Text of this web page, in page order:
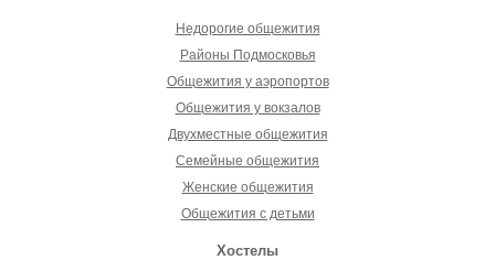
Недорогие общежития
Районы Подмосковья
Общежития у аэропортов
Общежития у вокзалов
Двухместные общежития
Семейные общежития
Женские общежития
Общежития с детьми
Хостелы